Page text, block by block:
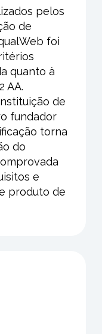
pelos
de
foi
quanto à
AA.
de
fundador
torna
do
e
produto de